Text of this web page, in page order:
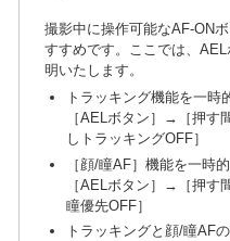
撮影中に操作可能なAF-ON
すすめです。ここでは、
明いたします。
トラッキング機能を一時
［AELボタン］→［押す
しトラッキングOFF］
［顔/瞳AF］機能を一時
［AELボタン］→［押す
瞳優先OFF］
トラッキングと顔/瞳AF